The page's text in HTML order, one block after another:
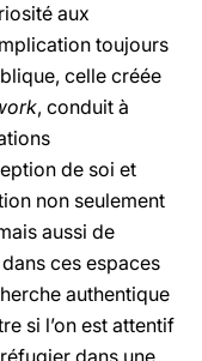
aux
toujours
celle créée
, conduit à
de soi et
non seulement
aussi de
ces espaces
authentique
si l’on est attentif
dans une